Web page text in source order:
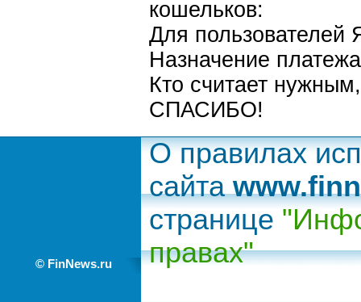
кошельков:
Для пользователей
Назначение
Кто считает
СПАСИБО!
© FinNews.ru
О правилах
сайта
странице
правах"